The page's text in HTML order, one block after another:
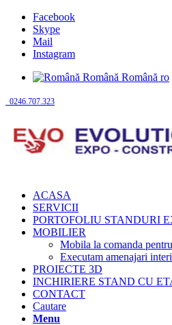
Facebook
Skype
Mail
Instagram
Română Română ro
0246.707.323
ACASA
SERVICII
PORTOFOLIU STANDURI
MOBILIER
Mobila la comanda
Executam amenajari
PROIECTE 3D
INCHIRIERE STAND CU
CONTACT
Cautare
Menu